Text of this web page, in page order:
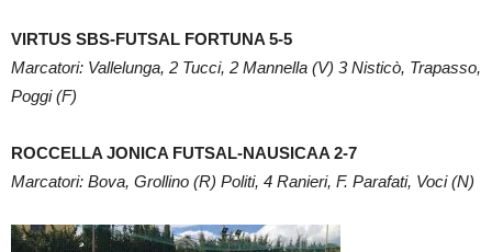
VIRTUS SBS-FUTSAL FORTUNA 5-5
Marcatori: Vallelunga, 2 Tucci, 2 Mannella (V) 3 Nisticò, Trapasso,
Poggi (F)
ROCCELLA JONICA FUTSAL-NAUSICAA 2-7
Marcatori: Bova, Grollino (R) Politi, 4 Ranieri, F. Parafati, Voci (N)